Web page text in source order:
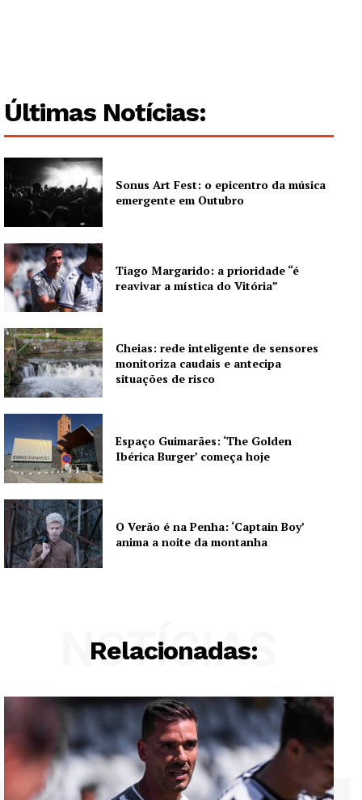
Guimarães, agora!
Institucional
Artigos
Europa
Grande Entrevista
Publicidade
Quero ser Assinante
Últimas Notícias:
Sonus Art Fest: o epicentro da música
emergente em Outubro
Tiago Margarido: a prioridade “é
reavivar a mística do Vitória”
Cheias: rede inteligente de sensores
monitoriza caudais e antecipa
situações de risco
Espaço Guimarães: ‘The Golden
Ibérica Burger’ começa hoje
O Verão é na Penha: ‘Captain Boy’
anima a noite da montanha
Relacionadas:
NOTÍCIAS